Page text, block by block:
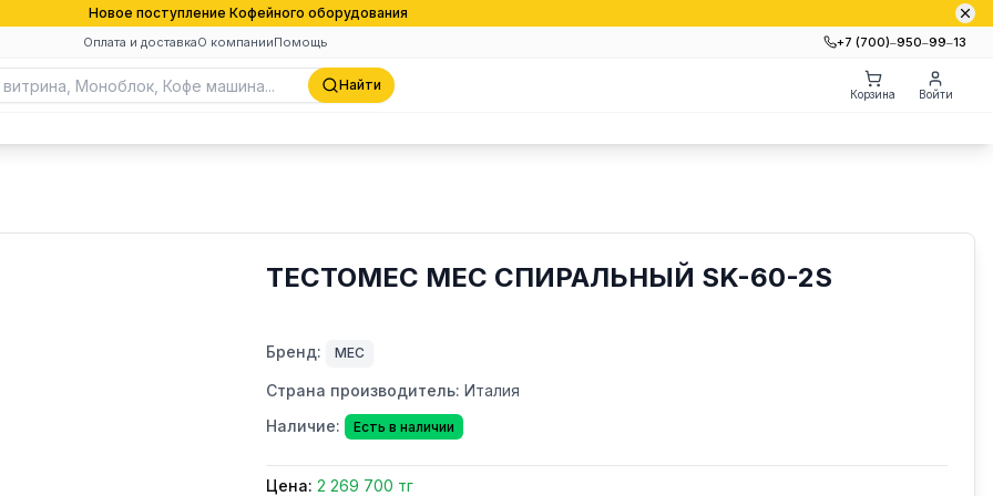
Новое поступление Кофейного оборудования
Оплата и доставкаО компанииПомощь +7 (700)‒950‒99‒13
Найти
Корзина Войти
ТЕСТОМЕС MEC СПИРАЛЬНЫЙ SK-60-2S
Бренд: MEC
Страна производитель: Италия
Наличие:
Есть в наличии
Цена: 2 269 700 тг